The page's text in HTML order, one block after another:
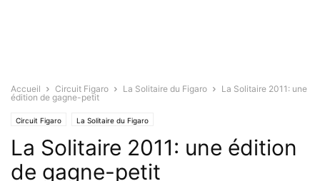
Accueil Circuit Figaro La Solitaire du Figaro
La Solitaire 2011: une
édition de gagne-petit
Circuit Figaro La Solitaire du Figaro
La Solitaire 2011: une édition
de gagne-petit